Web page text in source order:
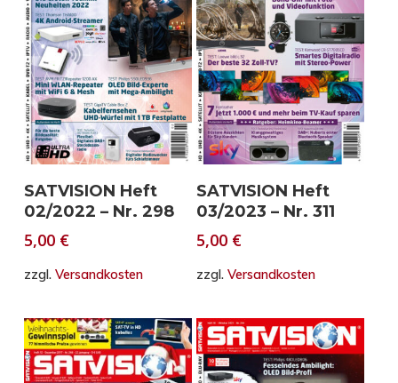
In den Warenkorb
SATVISION Heft
02/2022 – Nr. 298
5,00 €
zzgl. Versandkosten
In den Warenkorb
SATVISION Heft
03/2023 – Nr. 311
5,00 €
zzgl.Versandkosten